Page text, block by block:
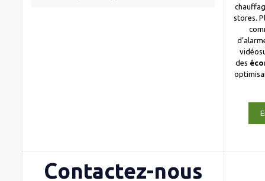
stores.
des
Contactez-nous